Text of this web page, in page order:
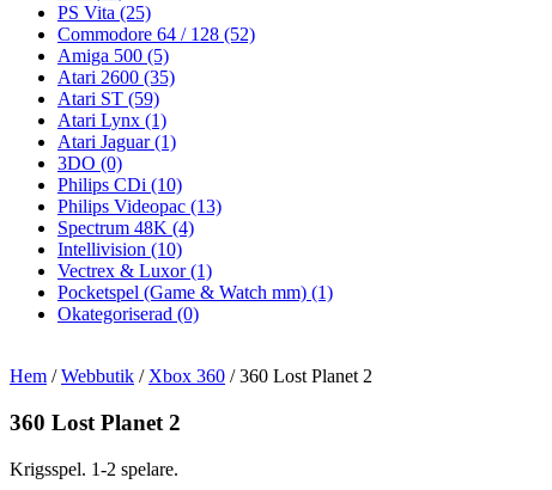
PS Vita (25)
Commodore 64 / 128 (52)
Amiga 500 (5)
Atari 2600 (35)
Atari ST (59)
Atari Lynx (1)
Atari Jaguar(1)
3DO (0)
Philips CDi (10)
Philips Videopac (13)
Spectrum 48K (4)
Intellivision (10)
Vectrex & Luxor(1)
Pocketspel (Game & Watch mm) (1)
Okategoriserad (0)
Hem /Webbutik / Xbox 360 / 360 Lost Planet 2
360 Lost Planet 2
Krigsspel. 1-2 spelare.